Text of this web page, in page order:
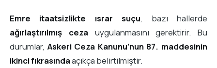
Emre itaatsizlikte ısrar suçu, bazı hallerde
ağırlaştırılmış cezauygulanmasını gerektirir. Bu
durumlar, Askeri Ceza Kanunu’nun 87. maddesinin
ikinci fıkrasındaaçıkça belirtilmiştir.